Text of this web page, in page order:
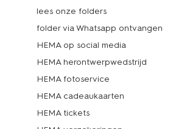
lees onze folders
folder via Whatsapp ontvangen
HEMA op social media
HEMA herontwerpwedstrijd
HEMA fotoservice
HEMA cadeaukaarten
HEMA tickets